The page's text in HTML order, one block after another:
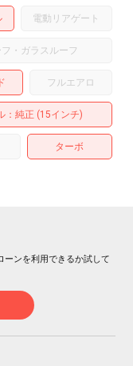
電動リアゲート
・ガラスルーフ
フルエアロ
：純正 (15インチ)
ターボ
ーンを利用できるか試して